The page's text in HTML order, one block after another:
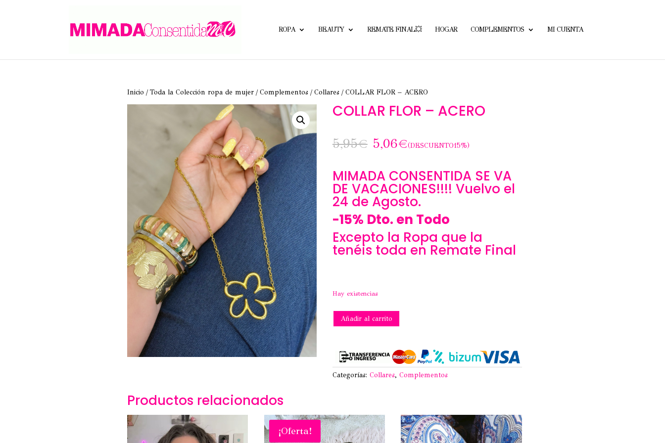
ROPA BEAUTY REMATE FINAL💥 HOGAR COMPLEMENTOS MI CUENTA
Inicio /Toda la Colección ropa de mujer/Complementos /Collares / COLLAR FLOR – ACERO
COLLAR FLOR – ACERO
5,95€ 5,06€(DESCUENTO15%)
MIMADA CONSENTIDA SE VA
DE VACACIONES!!!! Vuelvo el
24 de Agosto.
-15% Dto. en Todo
Excepto la Ropa que la
tenéis toda en Remate Final
Hay existencias
COLLAR
cantidad
Añadir al carrito
Categorías: Collares, Complementos
Productos relacionados
¡Oferta!